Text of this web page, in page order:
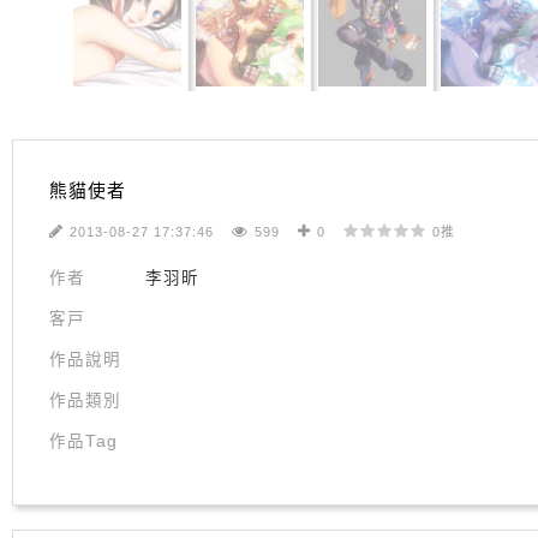
熊貓使者
2013-08-27 17:37:46 599 0 0推
作者 李羽昕
客戸
作品說明
作品類別
作品Tag